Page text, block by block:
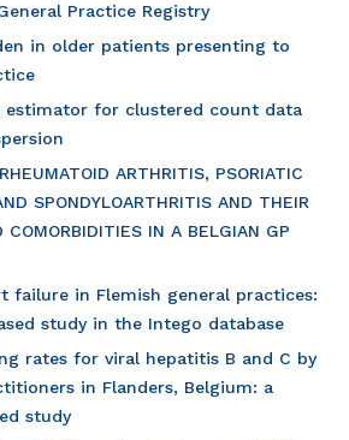
Practice Registry
in older patients presenting to
estimator for clustered count data
ARTHRITIS, PSORIATIC
SPONDYLOARTHRITIS AND THEIR
COMORBIDITIES IN A BELGIAN GP
failure in Flemish general practices:
study in the Intego database
rates for viral hepatitis B and C by
in Flanders, Belgium: a
study